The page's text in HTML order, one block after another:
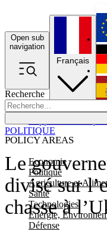
Open sub
navigation
Recherche
POLICY AREAS
Economie
Politique
Agriculture et
Santé
Technologies
Energie,
Défense
Français
Le
divisé sur
chasse à
POLITIQUE